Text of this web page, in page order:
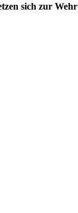
sich zur Wehr